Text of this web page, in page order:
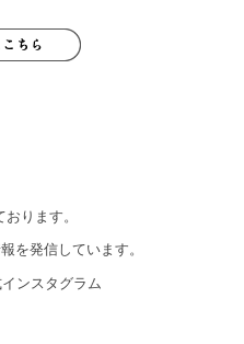
おります。
を発信しています。
インスタグラム